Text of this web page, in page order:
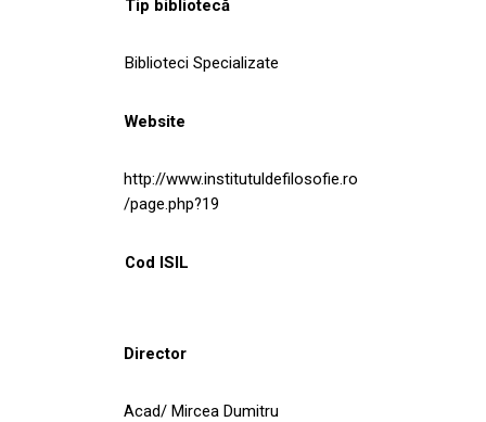
Tip bibliotecă
Biblioteci Specializate
Website
http://www.institutuldefilosofie.ro
/page.php?19
Cod ISIL
Director
Acad/ Mircea Dumitru